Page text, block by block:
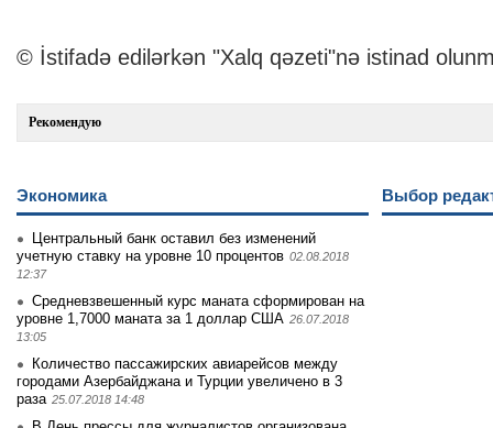
© İstifadə edilərkən "Xalq qəzeti"nə istinad
Рекомендую
Экономика
Центральный банк оставил без изменений
учетную ставку на уровне 10 процентов 02.08.2018
12:37
Средневзвешенный курс маната сформирован на
уровне 1,7000 маната за 1 доллар США 26.07.2018
13:05
Количество пассажирских авиарейсов между
городами Азербайджана и Турции увеличено в 3
раза 25.07.2018 14:48
Выбор